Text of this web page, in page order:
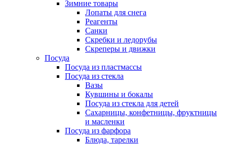
Зимние товары
Лопаты для снега
Реагенты
Санки
Скребки и ледорубы
Скреперы и движки
Посуда
Посуда из пластмассы
Посуда из стекла
Вазы
Кувшины и бокалы
Посуда из стекла для детей
Сахарницы, конфетницы, фруктницы
и масленки
Посуда из фарфора
Блюда, тарелки